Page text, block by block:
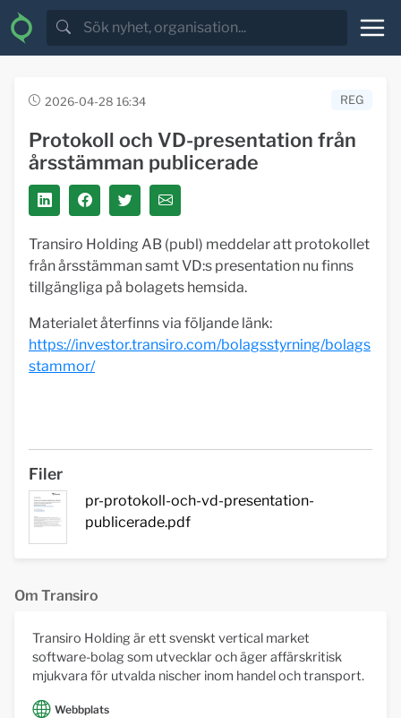
2026-04-28 16:34 REG
Protokoll och VD-presentation från
årsstämman publicerade
Transiro Holding AB (publ) meddelar att protokollet
från årsstämman samt VD:s presentation nu finns
tillgängliga på bolagets hemsida.
Materialet återfinns via följande länk:
https://investor.transiro.com/bolagsstyrning/bolags
stammor/
Filer
pr-protokoll-och-vd-presentation-
publicerade.pdf
Om Transiro
Transiro Holding är ett svenskt vertical market
software-bolag som utvecklar och äger affärskritisk
mjukvara för utvalda nischer inom handel och transport.
Webbplats